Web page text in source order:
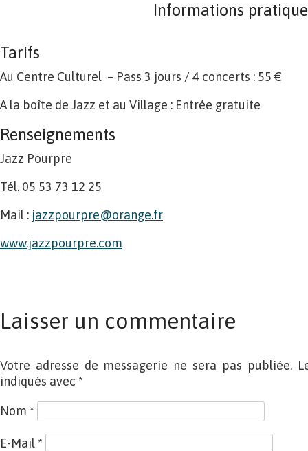
Informations
Tarifs
Au Centre Culturel – Pass 3 jours / 4 concerts : 55 €
A la boîte de Jazz et au Village : Entrée gratuite
Renseignements
Jazz Pourpre
Tél. 05 53 73 12 25
Mail : jazzpourpre@orange.fr
www.jazzpourpre.com
Laisser un commentaire
Votre adresse de messagerie ne sera pas publiée.
indiqués avec *
Nom *
E-Mail *